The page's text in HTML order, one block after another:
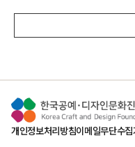
개인정보처리방침이메일무단수